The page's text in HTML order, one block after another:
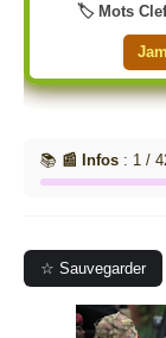
🏷️ Mots
📚 📰 Infos : 1 /
☆ Sauvegarder